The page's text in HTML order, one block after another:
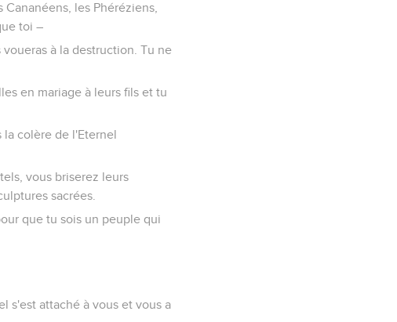
les Phéréziens,
toi –
à la destruction. Tu ne
en mariage à leurs fils et tu
la colère de l'Eternel
vous briserez leurs
sacrées.
que tu sois un peuple qui
s'est attaché à vous et vous a